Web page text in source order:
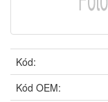
Kód:
Kód OEM: